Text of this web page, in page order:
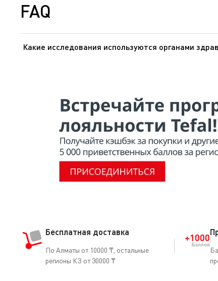
FAQ
Какие исследования используются органами
исследованию, проведенному МАИР
(1979) и Дополнение 7.70 (1987)], признав, что он
он часто применяется в медицине
Бесплатная доставка
По Алматы от 10000 ₸, остальные
регионы КЗ от 30000 ₸